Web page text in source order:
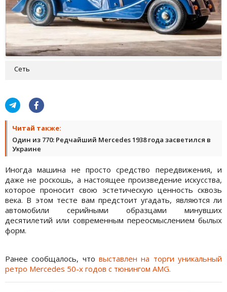
Сеть
Читай также:
Один из 770: Редчайший Mercedes 1938 года засветился в
Украине
Иногда машина не просто средство передвижения, и
даже не роскошь, а настоящее произведение искусства,
которое проносит свою эстетическую ценность сквозь
века. В этом тесте вам предстоит угадать, являются ли
автомобили серийными образцами минувших
десятилетий или современным переосмыслением былых
форм.
Ранее сообщалось, что выставлен на торги уникальный
ретро Mercedes 50-х годов с тюнингом AMG.